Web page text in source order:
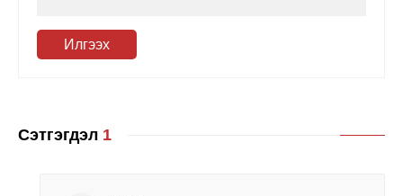
Илгээх
Сэтгэгдэл 1